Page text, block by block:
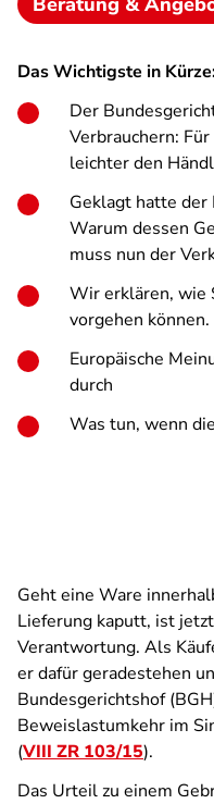
Das Wichtigste in
Der
Verbrauchern:
leichter den
Geklagt hatte der
Warum dessen
muss nun der
Wir erklären, wie
vorgehen können.
Europäische
durch
Was tun, wenn
Geht eine Ware
Lieferung kaputt, ist
Verantwortung. Als
er dafür geradestehen
Bundesgerichtshof
Beweislastumkehr im
(VIII ZR 103/15).
Das Urteil zu einem